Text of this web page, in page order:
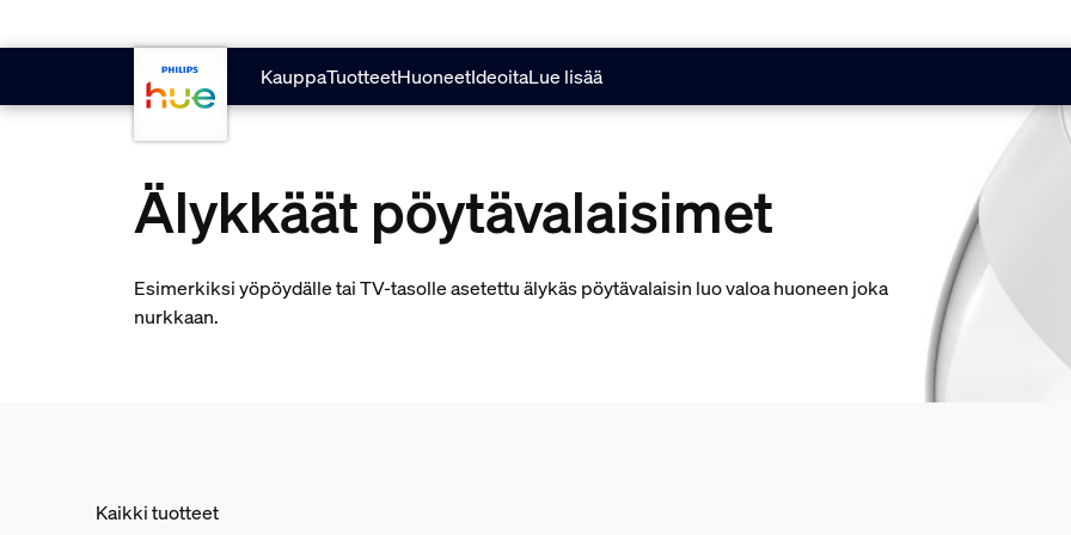
KauppaTuotteetHuoneetIdeoitaLue lisää
Älykkäät pöytävalaisimet
Esimerkiksi yöpöydälle tai TV-tasolle asetettu älykäs pöytävalaisin luo valoa huoneen joka
nurkkaan.
Kaikki tuotteet